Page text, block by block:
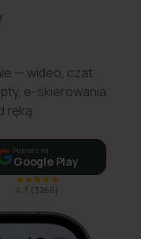
— wideo, czat
e-skierowania
ręką.
Pobierz na
Google Play
4,7 (3266)